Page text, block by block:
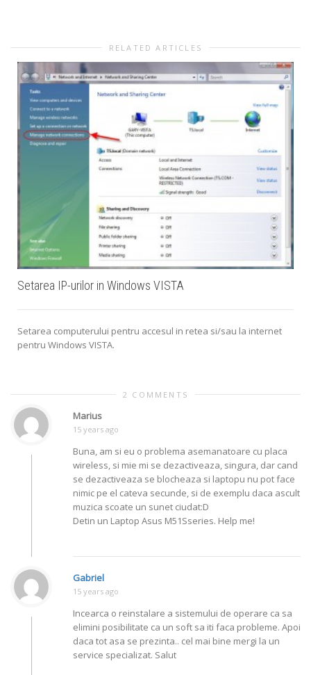
RELATED ARTICLES
Setarea IP-urilor in Windows VISTA
Setarea computerului pentru accesul in retea si/sau la internet
pentru Windows VISTA.
2 COMMENTS
Marius
15 years ago
Buna, am si eu o problema asemanatoare cu placa
wireless, si mie mi se dezactiveaza, singura, dar cand
se dezactiveaza se blocheaza si laptopu nu pot face
nimic pe el cateva secunde, si de exemplu daca ascult
muzica scoate un sunet ciudat:D
Detin un Laptop Asus M51Sseries. Help me!
Gabriel
15 years ago
Incearca o reinstalare a sistemului de operare ca sa
elimini posibilitate ca un soft sa iti faca probleme. Apoi
daca tot asa se prezinta.. cel mai bine mergi la un
service specializat. Salut